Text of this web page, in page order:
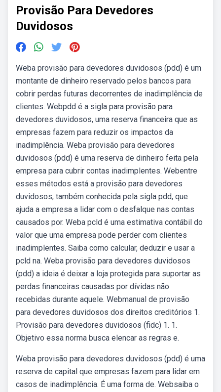
Provisão Para Devedores
Duvidosos
Weba provisão para devedores duvidosos (pdd) é um
montante de dinheiro reservado pelos bancos para
cobrir perdas futuras decorrentes de inadimplência de
clientes. Webpdd é a sigla para provisão para
devedores duvidosos, uma reserva financeira que as
empresas fazem para reduzir os impactos da
inadimplência. Weba provisão para devedores
duvidosos (pdd) é uma reserva de dinheiro feita pela
empresa para cubrir contas inadimplentes. Webentre
esses métodos está a provisão para devedores
duvidosos, também conhecida pela sigla pdd, que
ajuda a empresa a lidar com o desfalque nas contas
causados por. Weba pcld é uma estimativa contábil do
valor que uma empresa pode perder com clientes
inadimplentes. Saiba como calcular, deduzir e usar a
pcld na. Weba provisão para devedores duvidosos
(pdd) a ideia é deixar a loja protegida para suportar as
perdas financeiras causadas por dívidas não
recebidas durante aquele. Webmanual de provisão
para devedores duvidosos dos direitos creditórios 1.
Provisão para devedores duvidosos (fidc) 1. 1.
Objetivo essa norma busca elencar as regras e.
Weba provisão para devedores duvidosos (pdd) é uma
reserva de capital que empresas fazem para lidar em
casos de inadimplência. É uma forma de. Websaiba o